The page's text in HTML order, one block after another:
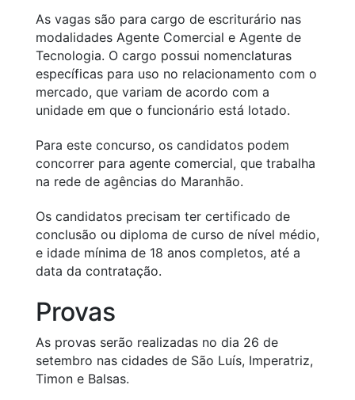
As vagas são para cargo de escriturário nas
modalidades Agente Comercial e Agente de
Tecnologia. O cargo possui nomenclaturas
específicas para uso no relacionamento com o
mercado, que variam de acordo com a
unidade em que o funcionário está lotado.
Para este concurso, os candidatos podem
concorrer para agente comercial, que trabalha
na rede de agências do Maranhão.
Os candidatos precisam ter certificado de
conclusão ou diploma de curso de nível médio,
e idade mínima de 18 anos completos, até a
data da contratação.
Provas
As provas serão realizadas no dia 26 de
setembro nas cidades de São Luís, Imperatriz,
Timon e Balsas.